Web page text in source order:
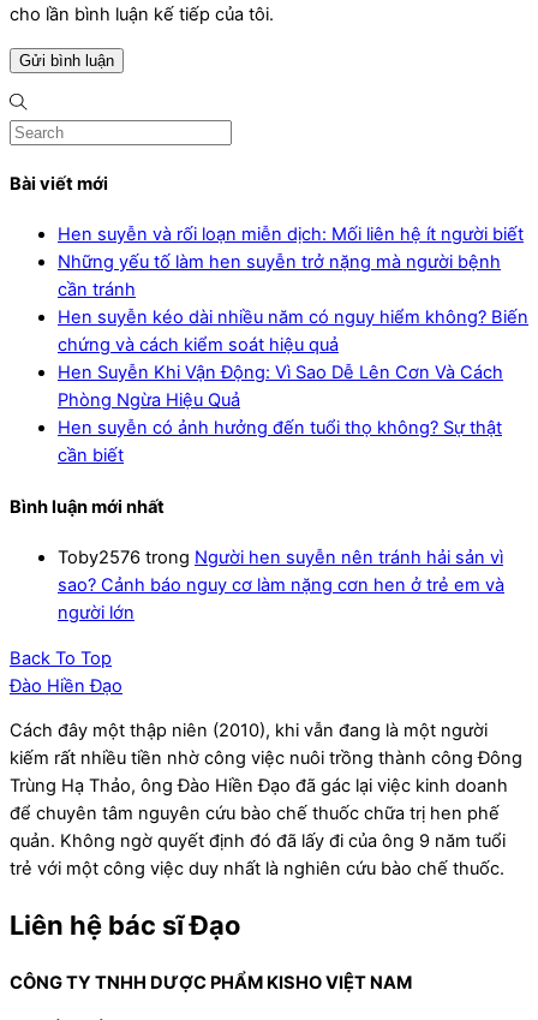
cho lần bình luận kế tiếp của tôi.
Bài viết mới
Hen suyễn và rối loạn miễn dịch: Mối liên hệ ít người biết
Những yếu tố làm hen suyễn trở nặng mà người bệnh
cần tránh
Hen suyễn kéo dài nhiều năm có nguy hiểm không? Biến
chứng và cách kiểm soát hiệu quả
Hen Suyễn Khi Vận Động: Vì Sao Dễ Lên Cơn Và Cách
Phòng Ngừa Hiệu Quả
Hen suyễn có ảnh hưởng đến tuổi thọ không? Sự thật
cần biết
Bình luận mới nhất
Toby2576 trong Người hen suyễn nên tránh hải sản vì
sao? Cảnh báo nguy cơ làm nặng cơn hen ở trẻ em và
người lớn
Back To Top
Đào Hiền Đạo
Cách đây một thập niên (2010), khi vẫn đang là một người
kiếm rất nhiều tiền nhờ công việc nuôi trồng thành công Đông
Trùng Hạ Thảo, ông Đào Hiền Đạo đã gác lại việc kinh doanh
để chuyên tâm nguyên cứu bào chế thuốc chữa trị hen phế
quản. Không ngờ quyết định đó đã lấy đi của ông 9 năm tuổi
trẻ với một công việc duy nhất là nghiên cứu bào chế thuốc.
Liên hệ bác sĩ Đạo
CÔNG TY TNHH DƯỢC PHẨM KISHO VIỆT NAM